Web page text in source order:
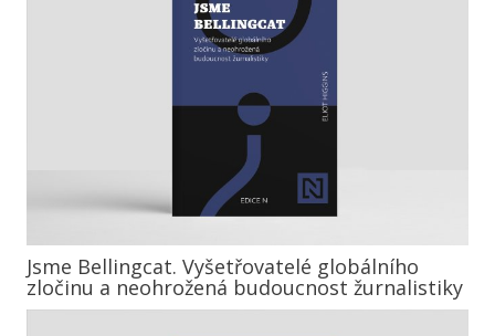
Jsme Bellingcat. Vyšetřovatelé globálního
zločinu a neohrožená budoucnost žurnalistiky